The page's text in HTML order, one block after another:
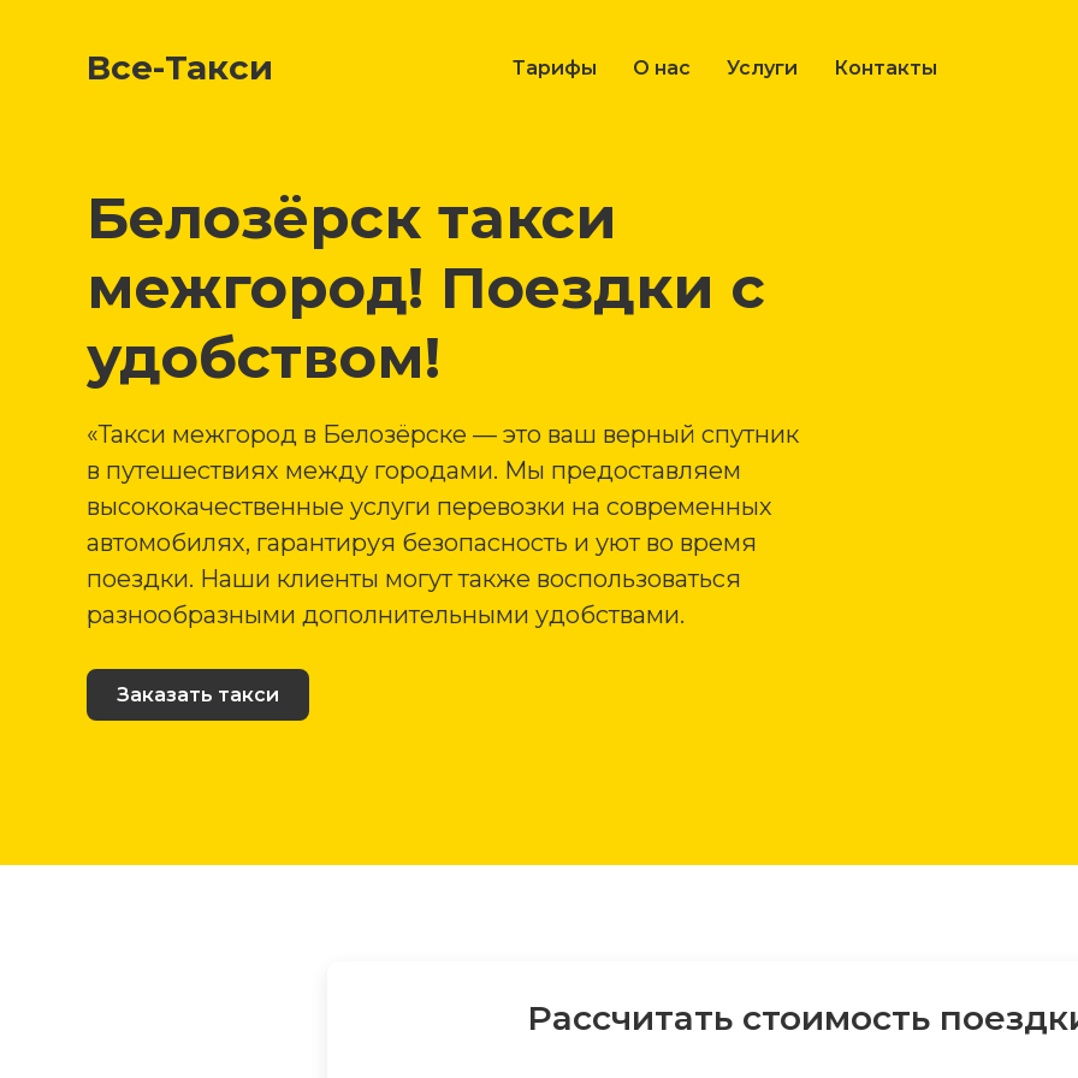
Все-Такси Тарифы О нас Услуги Контакты
Белозёрск такси
межгород! Поездки с
удобством!
«Такси межгород в Белозёрске — это ваш верный спутник
в путешествиях между городами. Мы предоставляем
высококачественные услуги перевозки на современных
автомобилях, гарантируя безопасность и уют во время
поездки. Наши клиенты могут также воспользоваться
разнообразными дополнительными удобствами.
Заказать такси
Рассчитать стоимость